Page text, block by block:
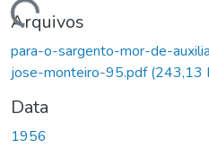
Carregando...
Arquivos
para-o-sargento-mor-de-
jose-monteiro-95.pdf(243,13
Data
1956